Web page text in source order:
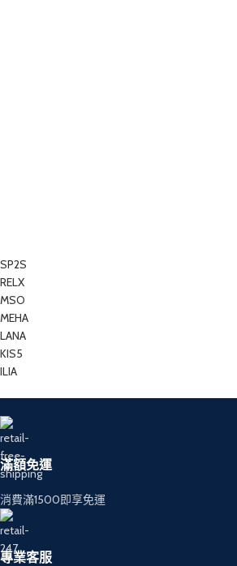
SP2S
RELX
MSO
MEHA
LANA
KIS5
ILIA
滿額免運
消費滿1500即享免運
專業客服